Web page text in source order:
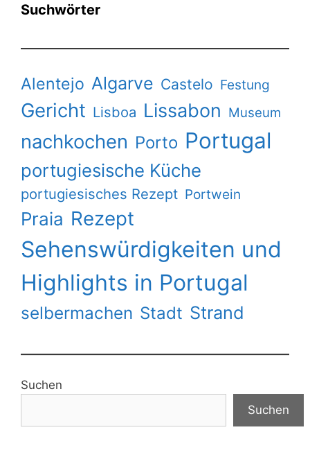
Suchwörter
Alentejo Algarve Castelo Festung
Gericht Lisboa Lissabon Museum
nachkochen Porto Portugal
portugiesische Küche
portugiesisches Rezept Portwein
Praia Rezept
Sehenswürdigkeiten und
Highlights in Portugal
selbermachen Stadt Strand
Suchen
Suchen